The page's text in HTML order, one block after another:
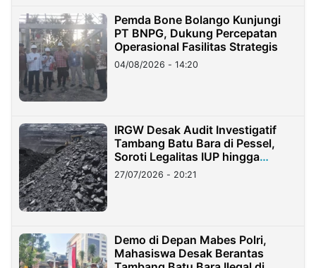
Pemda Bone Bolango Kunjungi
PT BNPG, Dukung Percepatan
Operasional Fasilitas Strategis
04/08/2026 - 14:20
IRGW Desak Audit Investigatif
Tambang Batu Bara di Pessel,
Soroti Legalitas IUP hingga
Stockpile
27/07/2026 - 20:21
Demo di Depan Mabes Polri,
Mahasiswa Desak Berantas